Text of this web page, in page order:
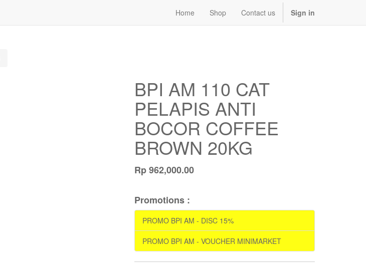
Home Shop Contact us Sign in
BPI AM 110 CAT
PELAPIS ANTI
BOCOR COFFEE
BROWN 20KG
Rp962,000.00
Promotions :
PROMO BPI AM - DISC 15%
PROMO BPI AM - VOUCHER MINIMARKET